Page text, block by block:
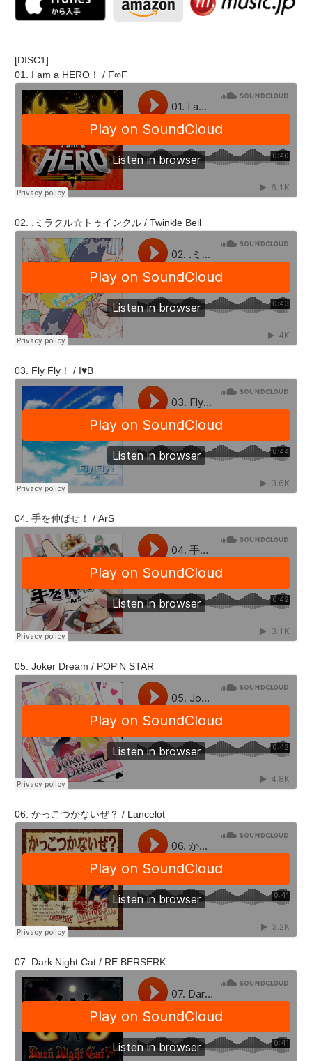
[DISC1]
01. I am a HERO！ / F∞F
02. .ミラクル☆トゥインクル / Twinkle Bell
03. Fly Fly！ / I♥B
04. 手を伸ばせ！ / ArS
05. Joker Dream / POP'N STAR
06. かっこつかないぜ？ / Lancelot
07. Dark Night Cat / RE:BERSERK